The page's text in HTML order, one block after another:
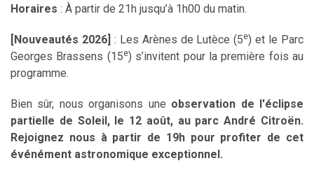
Horaires : À partir de 21h jusqu’à 1h00 du matin.
[Nouveautés 2026] : Les Arènes de Lutèce (5e) et le Parc
Georges Brassens (15e) s’invitent pour la première fois au
programme.
Bien sûr, nous organisons une observation de l'éclipse
partielle de Soleil, le 12 août, au parc André Citroën.
Rejoignez nous à partir de 19h pour profiter de cet
événément astronomique exceptionnel.